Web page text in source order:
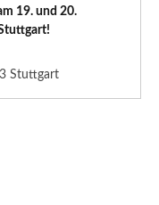
19. und 20.
Stuttgart